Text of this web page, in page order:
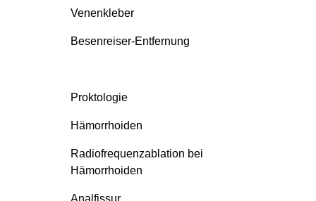
Venenkleber
Besenreiser-Entfernung
Proktologie
Hämorrhoiden
Radiofrequenzablation bei
Hämorrhoiden